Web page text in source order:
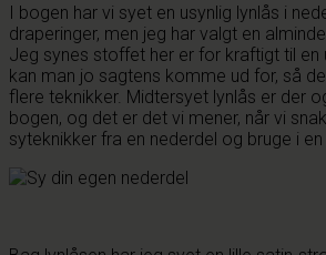
I bogen har vi syet en usynlig lynlås i
draperinger, men jeg har valgt en
Jeg synes stoffet her er for kraftigt til en
kan man jo sagtens komme ud for, så
flere teknikker. Midtersyet lynlås er der
bogen, og det er det vi mener, når vi
syteknikker fra en nederdel og bruge i en